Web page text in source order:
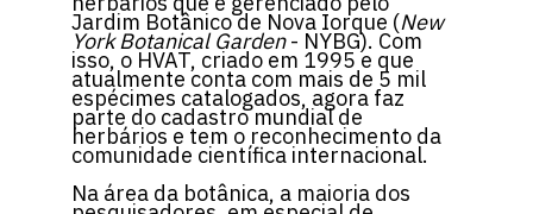
Jardim Botânico de Nova Iorque (New
York Botanical Garden- NYBG). Com
isso, o HVAT, criado em 1995 e que
atualmente conta com mais de 5 mil
espécimes catalogados, agora faz
parte do cadastro mundial de
herbários e tem o reconhecimento da
comunidade científica internacional.
Na área da botânica, a maioria dos